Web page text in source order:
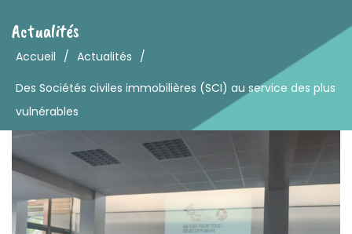
Actualités
Accueil / Actualités /
Des Sociétés civiles immobilières (SCI) au service des plus
vulnérables